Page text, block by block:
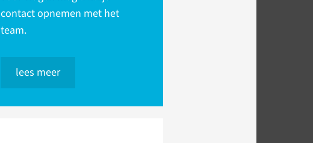
contact opnemen met het
team.
lees meer